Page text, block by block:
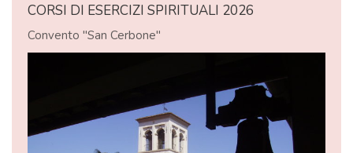
CORSI DI ESERCIZI SPIRITUALI 2026
Convento "San Cerbone"